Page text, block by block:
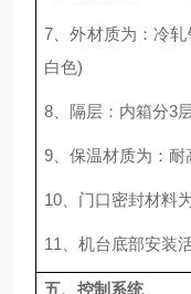
7、外材质为：冷
白色)
8、 隔层：内箱分3
9、保温材质为：耐
10、门口密封材料
11、机台底部安装
五、控制系统